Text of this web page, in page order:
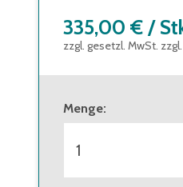
335,00 € /
zzgl. gesetzl. MwSt. zzgl.
Menge: